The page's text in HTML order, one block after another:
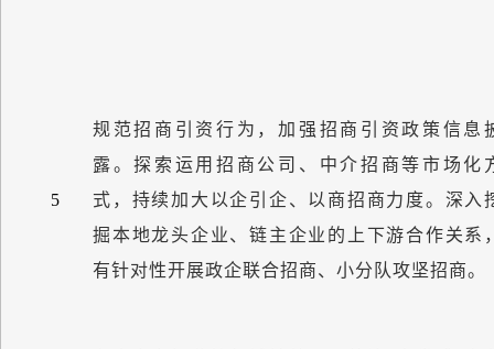
5
规范招商引资行为，加强招商引资政策信息
露。探索运用招商公司、中介招商等市场化
式，持续加大以企引企、以商招商力度。深入
掘本地龙头企业、链主企业的上下游合作关系
有针对性开展政企联合招商、小分队攻坚招商。